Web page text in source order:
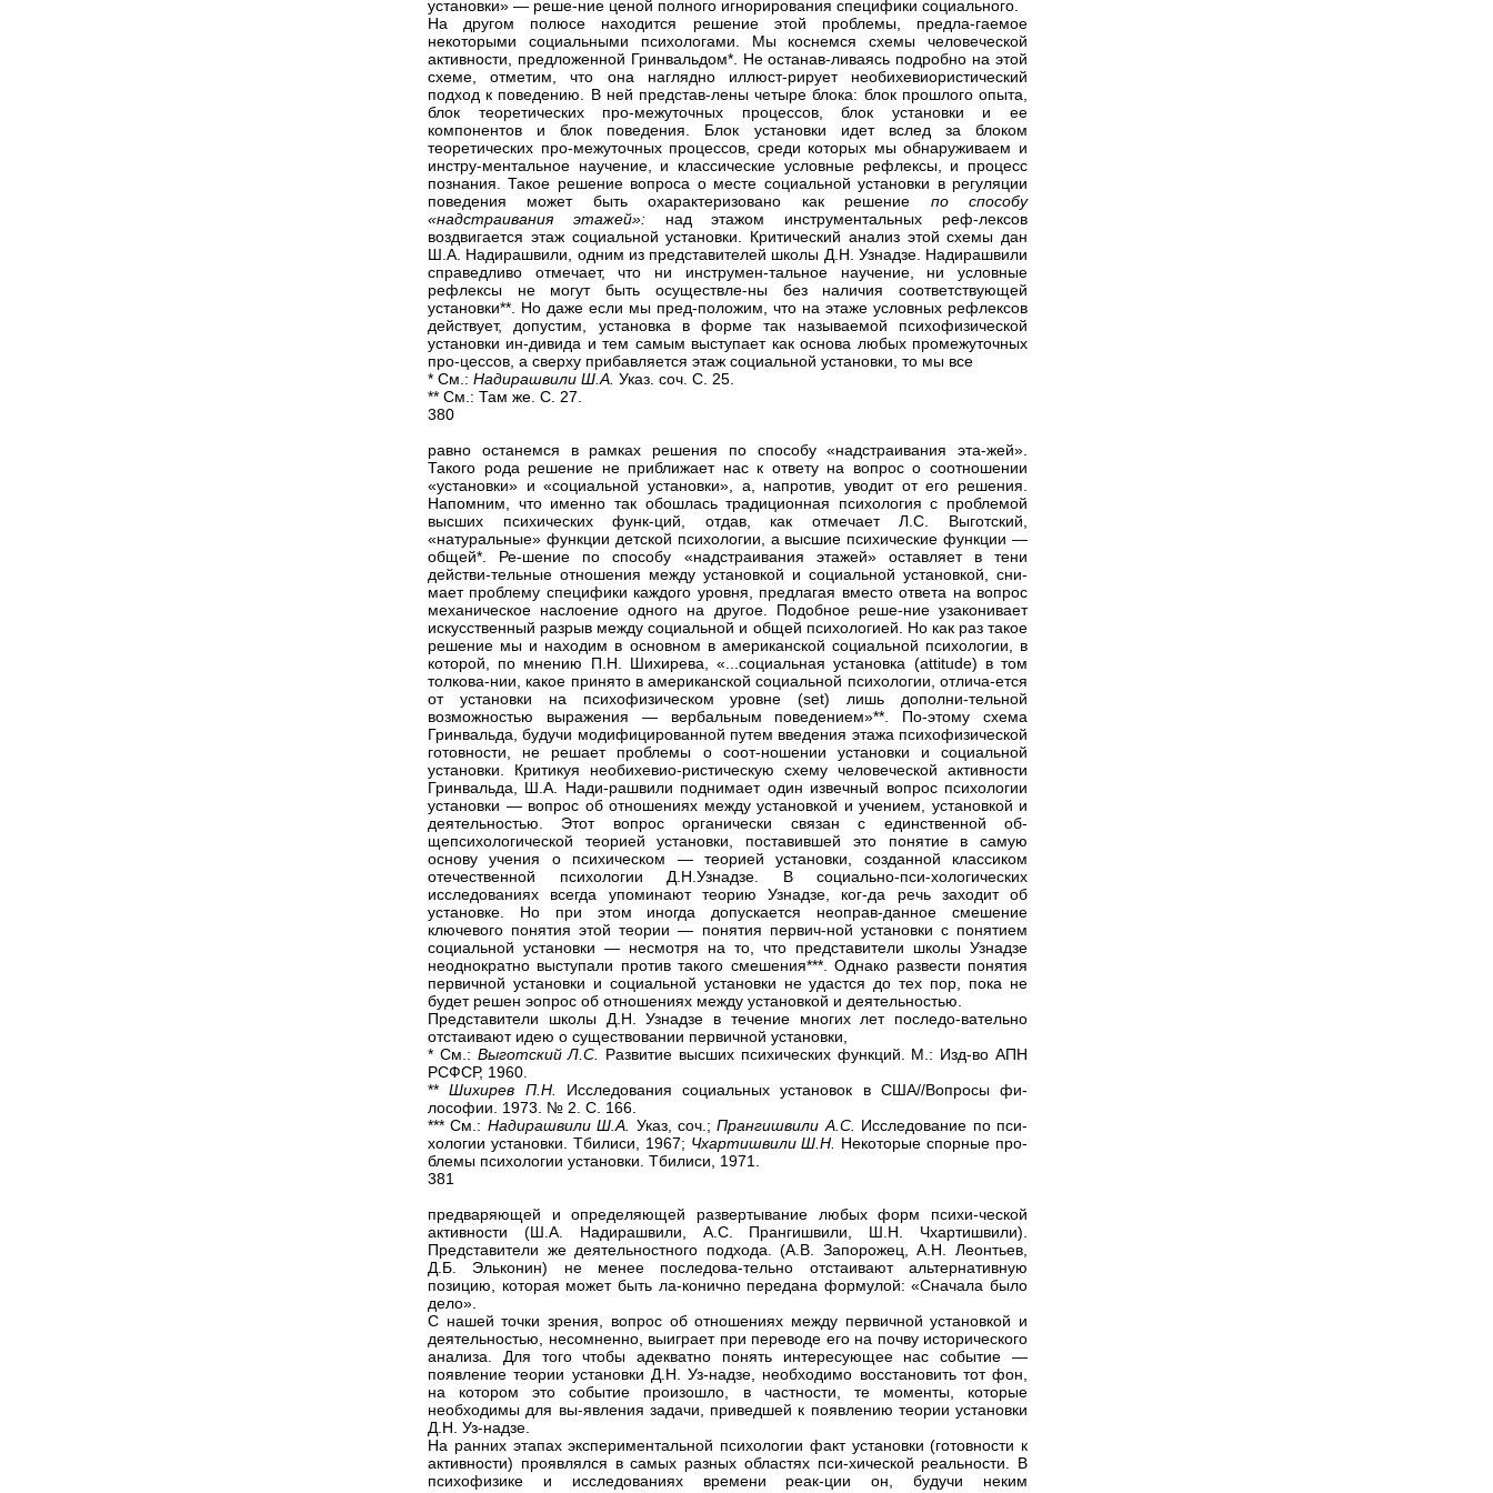
установки» — реше-ние ценой полного игнорирования специфики социального.
На другом полюсе находится решение этой проблемы, предла-гаемое
некоторыми социальными психологами. Мы коснемся схемы человеческой
активности, предложенной Гринвальдом*. Не останав-ливаясь подробно на этой
схеме, отметим, что она наглядно иллюст-рирует необихевиористический
подход к поведению. В ней представ-лены четыре блока: блок прошлого опыта,
блок теоретических про-межуточных процессов, блок установки и ее
компонентов и блок поведения. Блок установки идет вслед за блоком
теоретических про-межуточных процессов, среди которых мы обнаруживаем и
инстру-ментальное научение, и классические условные рефлексы, и процесс
познания. Такое решение вопроса о месте социальной установки в регуляции
поведения может быть охарактеризовано как решение поспособу
«надстраивания этажей»: над этажом инструментальных реф-лексов
воздвигается этаж социальной установки. Критический анализ этой схемы дан
Ш.А. Надирашвили, одним из представителей школы Д.Н. Узнадзе. Надирашвили
справедливо отмечает, что ни инструмен-тальное научение, ни условные
рефлексы не могут быть осуществле-ны без наличия соответствующей
установки**. Но даже если мы пред-положим, что на этаже условных рефлексов
действует, допустим, установка в форме так называемой психофизической
установки ин-дивида и тем самым выступает как основа любых промежуточных
про-цессов, а сверху прибавляется этаж социальной установки, то мы все
* См.: Надирашвили Ш.А. Указ. соч. С. 25.
** См.: Там же. С. 27.
380
равно останемся в рамках решения по способу «надстраивания эта-жей».
Такого рода решение не приближает нас к ответу на вопрос о соотношении
«установки» и «социальной установки», а, напротив, уводит от его решения.
Напомним, что именно так обошлась традиционная психология с проблемой
высших психических функ-ций, отдав, как отмечает Л.С. Выготский,
«натуральные» функции детской психологии, а высшие психические функции —
общей*. Ре-шение по способу «надстраивания этажей» оставляет в тени
действи-тельные отношения между установкой и социальной установкой, сни-
мает проблему специфики каждого уровня, предлагая вместо ответа на вопрос
механическое наслоение одного на другое. Подобное реше-ние узаконивает
искусственный разрыв между социальной и общей психологией. Но как раз такое
решение мы и находим в основном в американской социальной психологии, в
которой, по мнению П.Н. Шихирева, «...социальная установка (attitude) в том
толкова-нии, какое принято в американской социальной психологии, отлича-ется
от установки на психофизическом уровне (set) лишь дополни-тельной
возможностью выражения — вербальным поведением»**. По-этому схема
Гринвальда, будучи модифицированной путем введения этажа психофизической
готовности, не решает проблемы о соот-ношении установки и социальной
установки. Критикуя необихевио-ристическую схему человеческой активности
Гринвальда, Ш.А. Нади-рашвили поднимает один извечный вопрос психологии
установки — вопрос об отношениях между установкой и учением, установкой и
деятельностью. Этот вопрос органически связан с единственной об-
щепсихологической теорией установки, поставившей это понятие в самую
основу учения о психическом — теорией установки, созданной классиком
отечественной психологии Д.Н.Узнадзе. В социально-пси-хологических
исследованиях всегда упоминают теорию Узнадзе, ког-да речь заходит об
установке. Но при этом иногда допускается неоправ-данное смешение
ключевого понятия этой теории — понятия первич-ной установки с понятием
социальной установки — несмотря на то, что представители школы Узнадзе
неоднократно выступали против такого смешения***. Однако развести понятия
первичной установки и социальной установки не удастся до тех пор, пока не
будет решен эопрос об отношениях между установкой и деятельностью.
Представители школы Д.Н. Узнадзе в течение многих лет последо-вательно
отстаивают идею о существовании первичной установки,
* См.: Выготский Л.С. Развитие высших психических функций. М.: Изд-во АПН
РСФСР, 1960.
**Шихирев П.Н. Исследования социальных установок в США//Вопросы фи-
лософии. 1973. № 2. С. 166.
*** См.: Надирашвили Ш.А. Указ, соч.;Прангишвили А.С. Исследование по пси-
хологии установки. Тбилиси, 1967; Чхартишвили Ш.Н. Некоторые спорные про-
блемы психологии установки. Тбилиси, 1971.
381
предваряющей и определяющей развертывание любых форм психи-ческой
активности (Ш.А. Надирашвили, А.С. Прангишвили, Ш.Н. Чхартишвили).
Представители же деятельностного подхода. (А.В. Запорожец, А.Н. Леонтьев,
Д.Б. Эльконин) не менее последова-тельно отстаивают альтернативную
позицию, которая может быть ла-конично передана формулой: «Сначала было
дело».
С нашей точки зрения, вопрос об отношениях между первичной установкой и
деятельностью, несомненно, выиграет при переводе его на почву исторического
анализа. Для того чтобы адекватно понять интересующее нас событие —
появление теории установки Д.Н. Уз-надзе, необходимо восстановить тот фон,
на котором это событие произошло, в частности, те моменты, которые
необходимы для вы-явления задачи, приведшей к появлению теории установки
Д.Н. Уз-надзе.
На ранних этапах экспериментальной психологии факт установки (готовности к
активности) проявлялся в самых разных областях пси-хической реальности. В
психофизике и исследованиях времени реак-ции он, будучи неким